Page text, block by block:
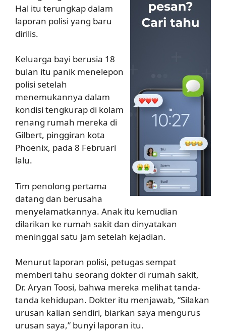
Hal itu terungkap dalam
laporan polisi yang baru
dirilis.
Keluarga bayi berusia 18
bulan itu panik menelepon
polisi setelah
menemukannya dalam
kondisi tengkurap di kolam
renang rumah mereka di
Gilbert, pinggiran kota
Phoenix, pada 8 Februari
lalu.
Tim penolong pertama
datang dan berusaha
menyelamatkannya. Anak itu kemudian
dilarikan ke rumah sakit dan dinyatakan
meninggal satu jam setelah kejadian.
Menurut laporan polisi, petugas sempat
memberi tahu seorang dokter di rumah sakit,
Dr. Aryan Toosi, bahwa mereka melihat tanda-
tanda kehidupan. Dokter itu menjawab, “Silakan
urusan kalian sendiri, biarkan saya mengurus
urusan saya,” bunyi laporan itu.